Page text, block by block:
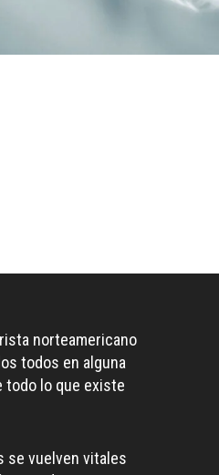
norteamericano
todos en alguna
todo lo que existe
se vuelven vitales